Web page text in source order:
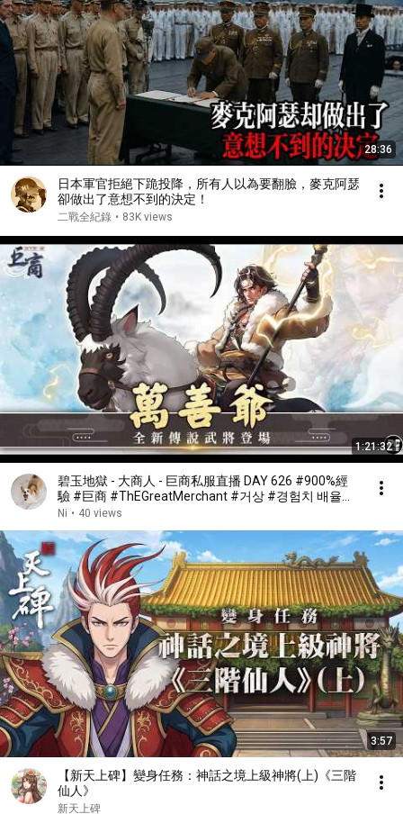
28:36
日本軍官拒絕下跪投降，所有人以為要翻臉，麥克阿瑟
卻做出了意想不到的決定！
二戰全紀錄 • 83K views
1:21:32
碧玉地獄 - 大商人 - 巨商私服直播 DAY 626 #900%經
驗 #巨商 #ThEGreatMerchant #거상 #경험치 배율평
일800%
Ni • 40 views
3:57
【新天上碑】變身任務：神話之境上級神將(上)《三階
仙人》
新天上碑